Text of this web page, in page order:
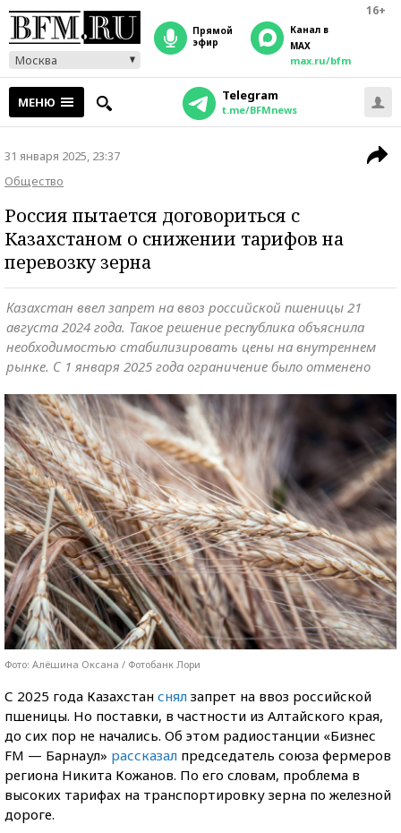
16+
Москва
прямой
эфир
Канал в
MAX
max.ru/bfm
МЕНЮ Telegram
t.me/BFMnews
31 января 2025, 23:37
Общество
Россия пытается договориться с
Казахстаном о снижении тарифов на
перевозку зерна
Казахстан ввел запрет на ввоз российской пшеницы 21
августа 2024 года. Такое решение республика объяснила
необходимостью стабилизировать цены на внутреннем
рынке. С 1 января 2025 года ограничение было отменено
Фото: Алёшина Оксана / Фотобанк Лори
С 2025 года Казахстан снял запрет на ввоз российской
пшеницы. Но поставки, в частности из Алтайского края,
до сих пор не начались. Об этом радиостанции «Бизнес
FM — Барнаул» рассказал председатель союза фермеров
региона Никита Кожанов. По его словам, проблема в
высоких тарифах на транспортировку зерна по железной
дороге.